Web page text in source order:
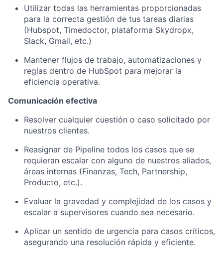
Utilizar todas las herramientas proporcionadas
para la correcta gestión de tus tareas diarias
(Hubspot, Timedoctor, plataforma Skydropx,
Slack, Gmail, etc.)
Mantener flujos de trabajo, automatizaciones y
reglas dentro de HubSpot para mejorar la
eficiencia operativa.
Comunicación efectiva
Resolver cualquier cuestión o caso solicitado por
nuestros clientes.
Reasignar de Pipeline todos los casos que se
requieran escalar con alguno de nuestros aliados,
áreas internas (Finanzas, Tech, Partnership,
Producto, etc.).
Evaluar la gravedad y complejidad de los casos y
escalar a supervisores cuando sea necesario.
Aplicar un sentido de urgencia para casos críticos,
asegurando una resolución rápida y eficiente.